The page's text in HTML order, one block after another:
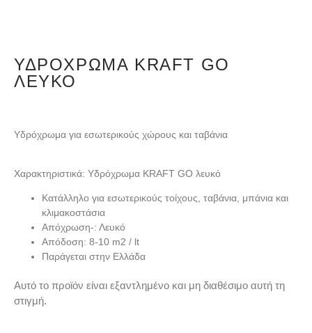
ΥΔΡΌΧΡΩΜΑ KRAFT GO
ΛΕΥΚΌ
Υδρόχρωμα για εσωτερικούς χώρους και ταβάνια
Χαρακτηριστικά: Υδρόχρωμα KRAFT GO λευκό
Κατάλληλο για εσωτερικούς τοίχους, ταβάνια, μπάνια και
κλιμακοστάσια
Απόχρωση-: Λευκό
Απόδοση: 8-10 m2 / lt
Παράγεται στην Ελλάδα
Αυτό το προϊόν είναι εξαντλημένο και μη διαθέσιμο αυτή τη
στιγμή.